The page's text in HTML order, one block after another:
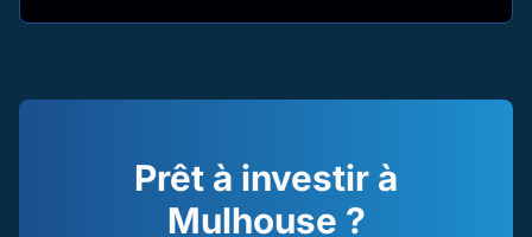
Prêt à investir à
Mulhouse ?